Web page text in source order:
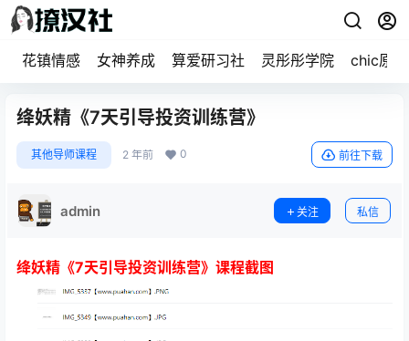
花镇情感 女神养成 算爱研习社 灵彤彤学院 chic原醉
绛妖精《7天引导投资训练营》
其他导师课程 2 年前 0 前往下载
admin 关注 私信
绛妖精《7天引导投资训练营》课程截图